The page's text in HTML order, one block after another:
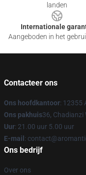
landen
Internationale
Aangeboden in het
Contacteer ons
Ons hoofdkantoor: 12355
Ons pakhuis36, Chadianzi
Uur: 21.00 uur 5.00 uur
E-mail :
Ons bedrijf
Over ons